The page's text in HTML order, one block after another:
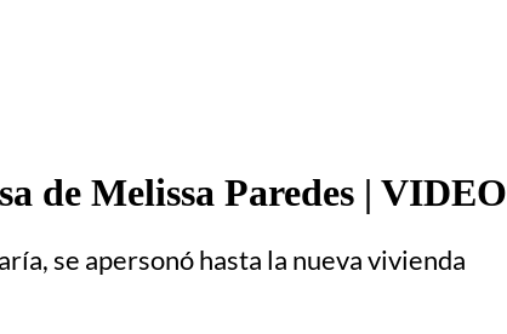
de Melissa Paredes | VIDEO
se apersonó hasta la nueva vivienda